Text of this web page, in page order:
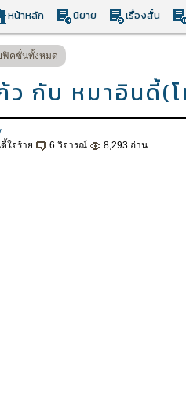
หน้าหลัก นิยาย เรื่องสั้น
ฟิคชั่นทั้งหมด
กับ หมาอินดี้(โ
ใจร้าย
6 วิจารณ์ 8,293 อ่าน